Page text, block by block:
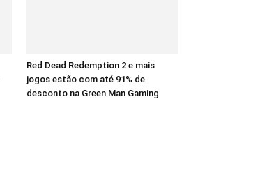
Red Dead Redemption 2 e mais
jogos estão com até 91% de
desconto na Green Man Gaming